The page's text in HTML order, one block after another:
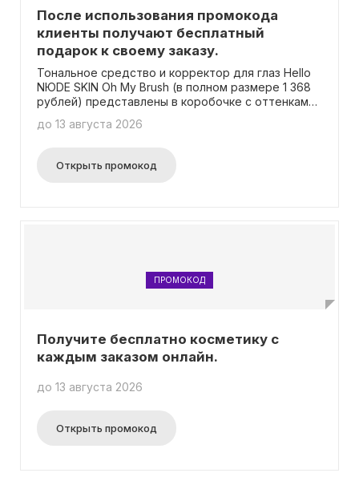
После использования промокода
клиенты получают бесплатный
подарок к своему заказу.
Тональное средство и корректор для глаз Hello
NЮDE SKIN Oh My Brush (в полном размере 1 368
рублей) представлены в коробочке с оттенками
до 13 августа 2026
Открыть промокод
ПРОМОКОД
Получите бесплатно косметику с
каждым заказом онлайн.
до 13 августа 2026
Открыть промокод